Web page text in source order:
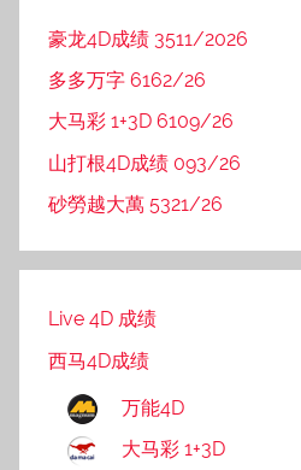
豪龙4D成绩 3511/2026
多多万字 6162/26
大马彩 1+3D 6109/26
山打根4D成绩 093/26
砂勞越大萬 5321/26
Live 4D 成绩
西马4D成绩
万能4D
大马彩 1+3D